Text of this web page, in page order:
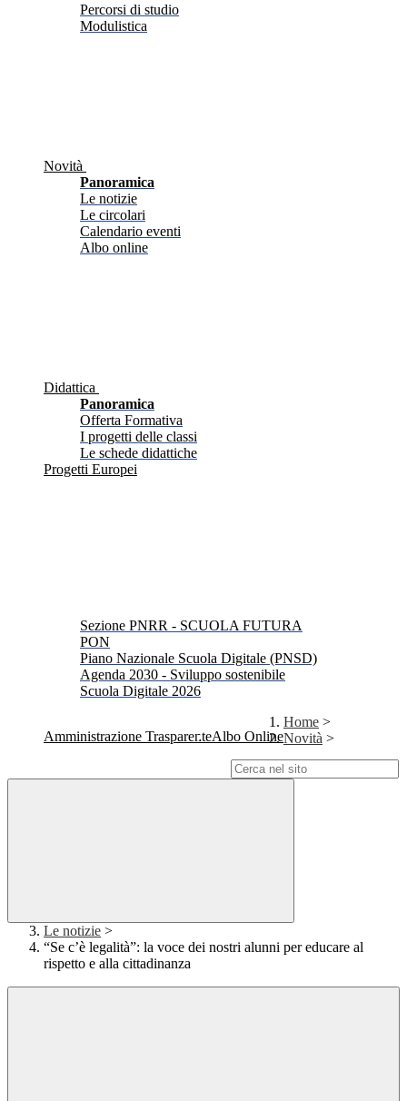
Percorsi di studio
Modulistica
Novità
Panoramica
Le notizie
Le circolari
Calendario eventi
Albo online
Didattica
Panoramica
Offerta Formativa
I progetti delle classi
Le schede didattiche
Progetti Europei
Sezione PNRR - SCUOLA FUTURA
PON
Piano Nazionale Scuola Digitale (PNSD)
Agenda 2030 - Sviluppo sostenibile
Scuola Digitale 2026
Amministrazione TrasparenteAlbo Online
Home >
Novità >
Le notizie >
“Se c’è legalità”: la voce dei nostri alunni per educare al
rispetto e alla cittadinanza